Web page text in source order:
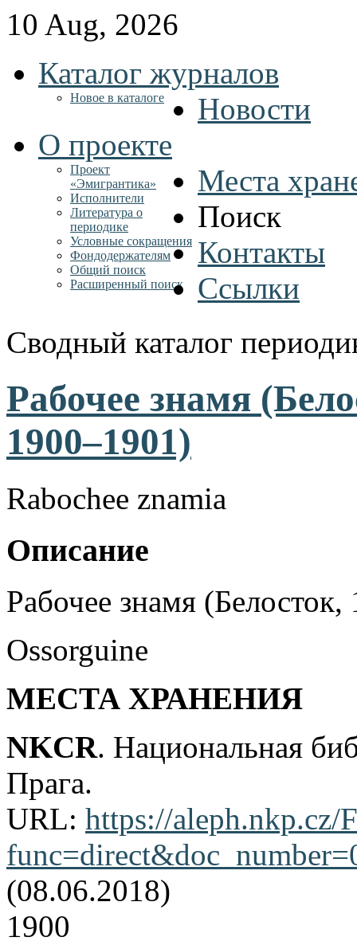
10 Aug, 2026
Каталог журналов
Новое в каталоге
Новости
О проекте
Проект
«Эмигрантика»
Исполнители
Литература о
периодике
Условные сокращения
Фондодержателям
Места
Поиск
Общий поиск
Расширенный поиск
Контакты
Ссылки
Сводный каталог
Рабочее знамя
1900–1901)
Rabochee znamia
Описание
Рабочее знамя
Ossorguine
МЕСТА ХРАНЕНИЯ
NKCR. Национальная
Прага.
URL: https://aleph.nkp.cz/
(08.06.2018)
1900